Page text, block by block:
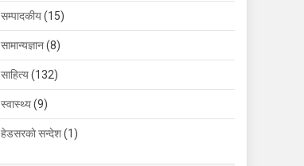
सम्पादकीय(15)
सामान्यज्ञान(8)
साहित्य(132)
स्वास्थ्य(9)
हेडसरकाे सन्देश(1)